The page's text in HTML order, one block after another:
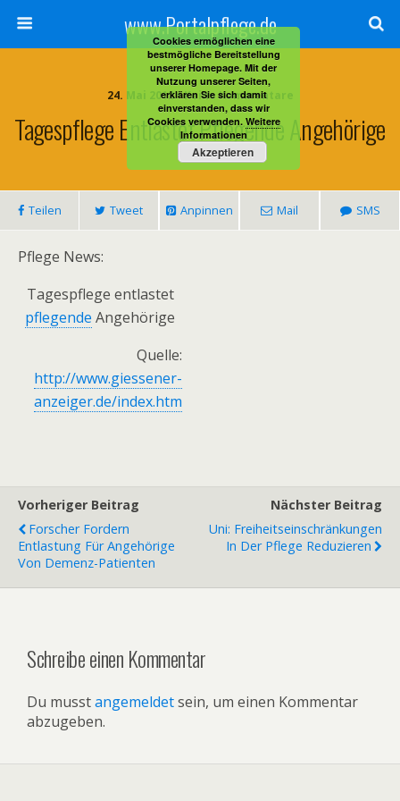
www.Portalpflege.de
24. Mai 2012 • Keine Kommentare
Tagespflege Entlastet Pflegende Angehörige
Teilen Tweet Anpinnen Mail SMS
Pflege News:
Tagespflege entlastet
pflegende Angehörige
Quelle:
http://www.giessener-
anzeiger.de/index.htm
Vorheriger Beitrag
Forscher Fordern
Entlastung Für Angehörige
Von Demenz-Patienten
Nächster Beitrag
Uni: Freiheitseinschränkungen
In Der Pflege Reduzieren
Schreibe einen Kommentar
Du musstangemeldetsein, um einen Kommentar
abzugeben.
Cookies ermöglichen eine
bestmögliche Bereitstellung
unserer Homepage. Mit der
Nutzung unserer Seiten,
erklären Sie sich damit
einverstanden, dass wir
Cookies verwenden. Weitere
Informationen
Akzeptieren